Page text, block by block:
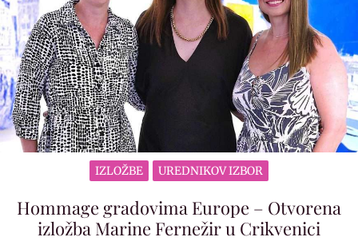
IZLOŽBE UREDNIKOV IZBOR
Hommage gradovima Europe – Otvorena
izložba Marine Fernežir u Crikvenici